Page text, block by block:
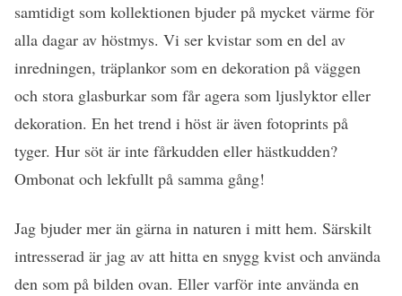
samtidigt som kollektionen bjuder på mycket värme för
alla dagar av höstmys. Vi ser kvistar som en del av
inredningen, träplankor som en dekoration på väggen
och stora glasburkar som får agera som ljuslyktor eller
dekoration. En het trend i höst är även fotoprints på
tyger. Hur söt är inte fårkudden eller hästkudden?
Ombonat och lekfullt på samma gång!
Jag bjuder mer än gärna in naturen i mitt hem. Särskilt
intresserad är jag av att hitta en snygg kvist och använda
den som på bilden ovan. Eller varför inte använda en